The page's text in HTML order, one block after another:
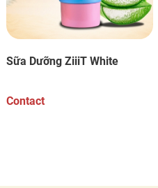
Sữa Dưỡng ZiiiT White
Contact